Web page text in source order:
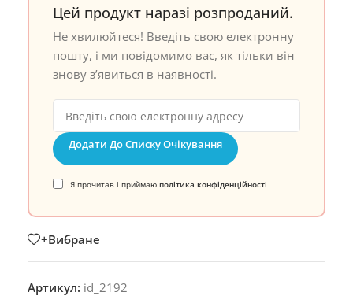
Цей продукт наразі розпроданий.
Не хвилюйтеся! Введіть свою електронну
пошту, і ми повідомимо вас, як тільки він
знову з’явиться в наявності.
Додати До Списку Очікування
Я прочитав і приймаю політика конфіденційності
+Вибране
Артикул: id_2192